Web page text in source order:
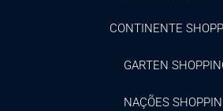
CONTINENTE
GARTEN
NAÇÕES